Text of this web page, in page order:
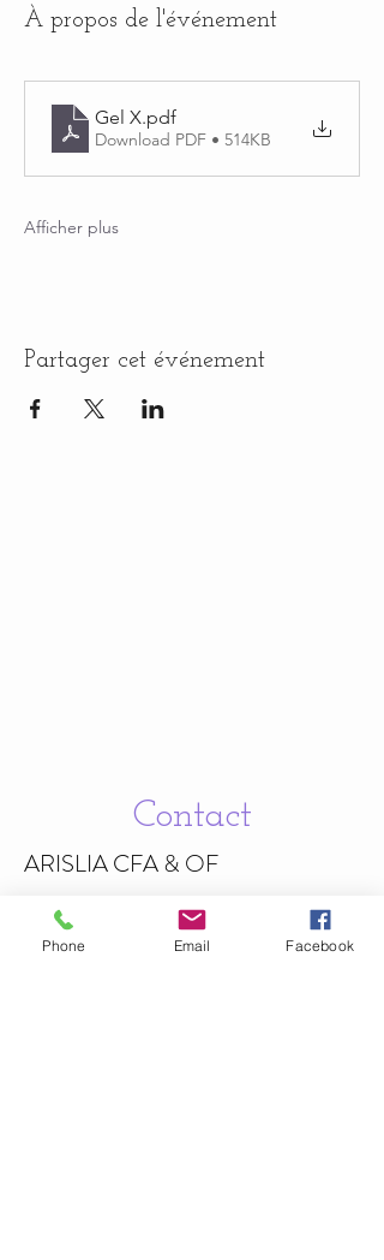
À propos de l'événement
Gel X.pdf
Download PDF • 514KB
Afficher plus
Partager cet événement
Contact
ARISLIA CFA & OF
187 Avenue Jean
30340 Méjannes-lès-Alès , France
Phone Email Facebook